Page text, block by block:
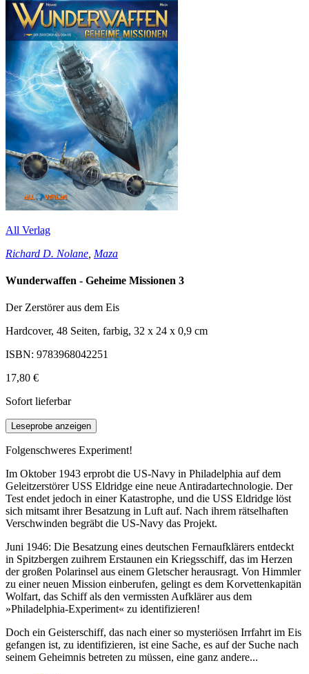
All Verlag
Richard D. Nolane Maza
Wunderwaffen - Geheime Missionen 3
Der Zerstörer aus dem Eis
Hardcover, 48 Seiten, farbig, 32 x 24 x 0,9 cm
ISBN: 9783968042251
17,80 €
Sofort lieferbar
Leseprobe anzeigen
Folgenschweres Experiment!
Im Oktober 1943 erprobt die US-Navy in Philadelphia auf dem
Geleitzerstörer USS Eldridge eine neue Antiradartechnologie. Der
Test endet jedoch in einer Katastrophe, und die USS Eldridge löst
sich mitsamt ihrer Besatzung in Luft auf. Nach ihrem rätselhaften
Verschwinden begräbt die US-Navy das Projekt.
Juni 1946: Die Besatzung eines deutschen Fernaufklärers entdeckt
in Spitzbergen zuihrem Erstaunen ein Kriegsschiff, das im Herzen
der großen Polarinsel aus einem Gletscher herausragt. Von Himmler
zu einer neuen Mission einberufen, gelingt es dem Korvettenkapitän
Wolfart, das Schiff als den vermissten Aufklärer aus dem
»Philadelphia-Experiment« zu identifizieren!
Doch ein Geisterschiff, das nach einer so mysteriösen Irrfahrt im Eis
gefangen ist, zu identifizieren, ist eine Sache, es auf der Suche nach
seinem Geheimnis betreten zu müssen, eine ganz andere...